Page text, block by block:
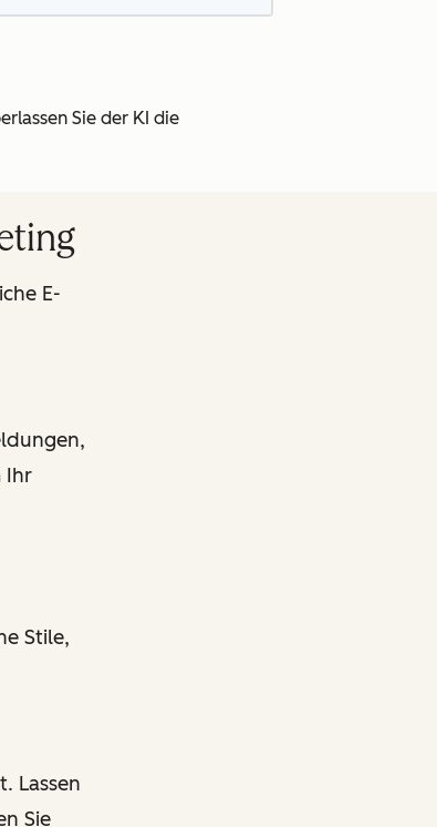
Sie der KI die
E-
Ihr
Stile,
Lassen
Sie